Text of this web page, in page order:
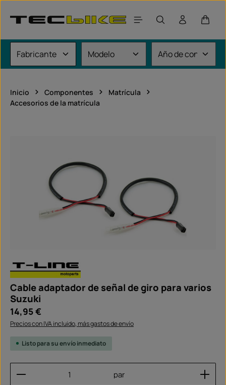
El
Inicio Componentes
Matrícula
Accesorios de la matrícula
Cable adaptador de señal de giro para varios
Suzuki
Precio normal:
14,95 €
Precios con IVA incluido, más gastos de envío
Listo para su envío inmediato
Cantidad del producto: introduce la cantidad
par